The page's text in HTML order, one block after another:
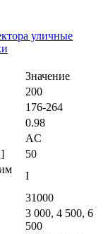
уличные
Значение
200
176-264
0.98
AC
50
I
31000
3 000, 4 500, 6
500